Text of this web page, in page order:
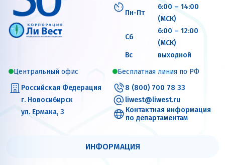
Пн-Пт
6:00 – 14:00
(МСК)
Сб
6:00 – 12:00
(МСК)
Вс
выходной
Центральный офис
Российская Федерация
г. Новосибирск
ул. Ермака, 3
Бесплатная линия по РФ
8 (800) 700 78 33
liwest@liwest.ru
Контактная информация
по департаментам
ИНФОРМАЦИЯ